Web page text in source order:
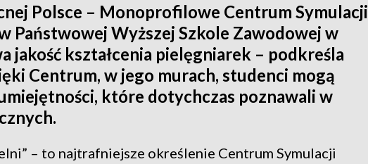
Polsce – Monoprofilowe Centrum Symulacji
Państwowej Wyższej Szkole Zawodowej w
jakość kształcenia pielęgniarek – podkreśla
Centrum, w jego murach, studenci mogą
które dotychczas poznawali w
– to najtrafniejsze określenie Centrum Symulacji